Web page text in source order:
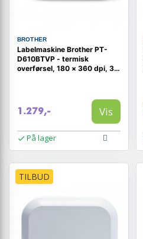
BROTHER
Labelmaskine Brother PT-
D610BTVP - termisk
overførsel, 180 × 360 dpi, 30
1.279,- Vis
På lager
TILBUD